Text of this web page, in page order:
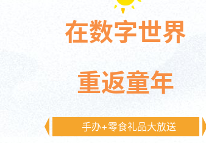
在数字世界
重返童年
手办+零食礼品大放送